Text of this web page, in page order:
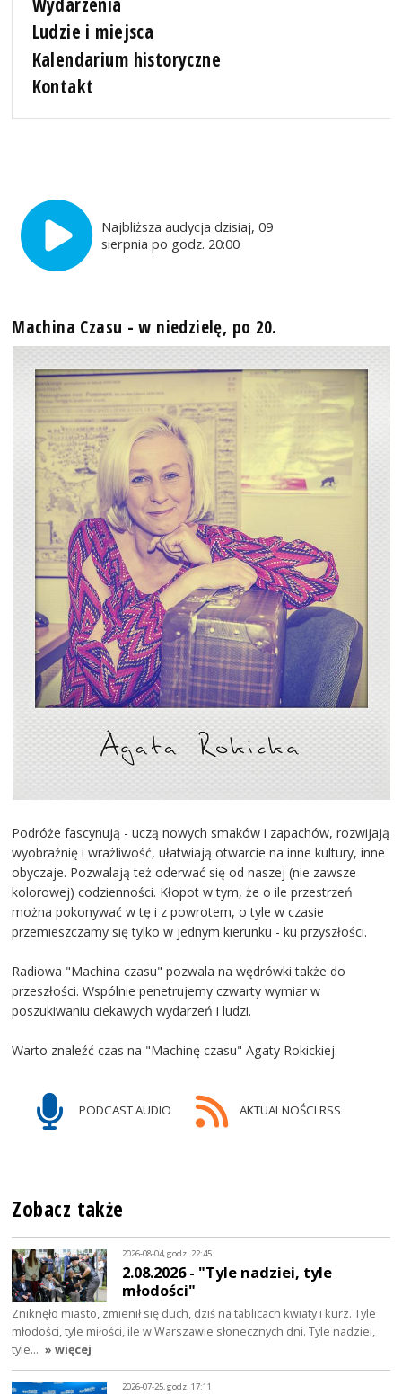
Ludzie i miejsca
Kalendarium historyczne
Kontakt
Najbliższa audycja dzisiaj, 09
sierpnia po godz. 20:00
Machina Czasu - w niedzielę, po 20.
Podróże fascynują - uczą nowych smaków i zapachów, rozwijają
wyobraźnię i wrażliwość, ułatwiają otwarcie na inne kultury, inne
obyczaje. Pozwalają też oderwać się od naszej (nie zawsze
kolorowej) codzienności. Kłopot w tym, że o ile przestrzeń
można pokonywać w tę i z powrotem, o tyle w czasie
przemieszczamy się tylko w jednym kierunku - ku przyszłości.
Radiowa "Machina czasu" pozwala na wędrówki także do
przeszłości. Wspólnie penetrujemy czwarty wymiar w
poszukiwaniu ciekawych wydarzeń i ludzi.
Warto znaleźć czas na "Machinę czasu" Agaty Rokickiej.
PODCAST AUDIO AKTUALNOŚCI RSS
Zobacz także
2026-08-04, godz. 22:45
2.08.2026 - "Tyle nadziei, tyle
młodości"
Zniknęło miasto, zmienił się duch, dziś na tablicach kwiaty i kurz. Tyle
młodości, tyle miłości, ile w Warszawie słonecznych dni. Tyle nadziei,
tyle… » więcej
2026-07-25, godz. 17:11